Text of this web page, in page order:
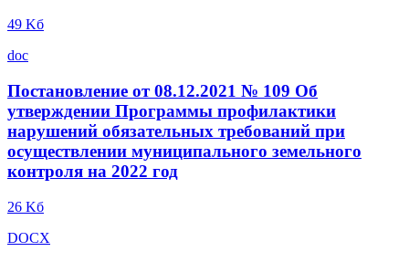
49 Kб
doc
Постановление от 08.12.2021 № 109 Об
утверждении Программы профилактики
нарушений обязательных требований при
осуществлении муниципального земельного
контроля на 2022 год
26 Kб
DOCX